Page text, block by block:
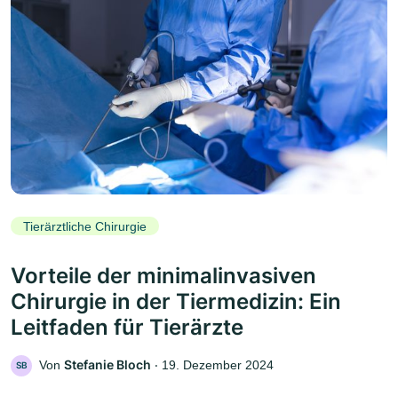
Tierärztliche Chirurgie
Vorteile der minimalinvasiven
Chirurgie in der Tiermedizin: Ein
Leitfaden für Tierärzte
SB Von Stefanie Bloch ‧ 19. Dezember 2024